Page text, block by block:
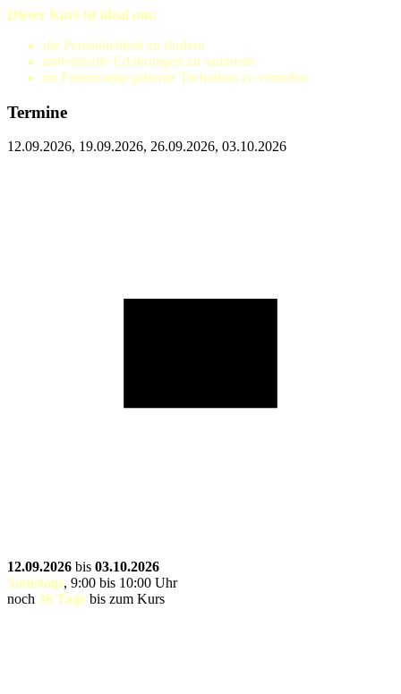
Dieser Kurs ist ideal um:
die Persönlichkeit zu fördern
individuelle Erfahrungen zu sammeln
im Feriencamp gelernte Techniken zu vertiefen
Termine
12.09.2026, 19.09.2026, 26.09.2026, 03.10.2026
12.09.2026 bis 03.10.2026
Samstags, 9:00 bis 10:00 Uhr
noch 36 Tage bis zum Kurs